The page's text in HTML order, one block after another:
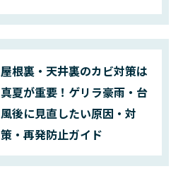
屋根裏・天井裏のカビ対策は
真夏が重要！ゲリラ豪雨・台
風後に見直したい原因・対
策・再発防止ガイド